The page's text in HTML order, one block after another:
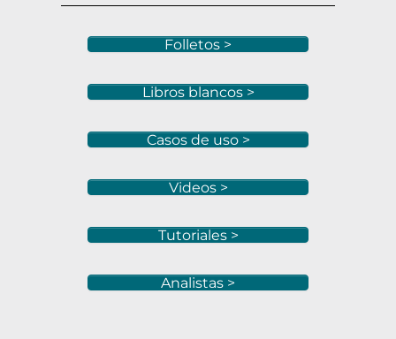
Folletos >
Libros blancos >
Casos de uso >
Videos >
Tutoriales >
Analistas >